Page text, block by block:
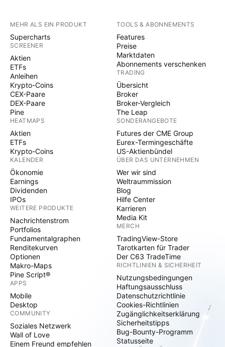
MEHR ALS EIN PRODUKT
Supercharts
SCREENER
Aktien
ETFs
Anleihen
Krypto-Coins
CEX-Paare
DEX-Paare
Pine
HEATMAPS
Aktien
ETFs
Krypto-Coins
KALENDER
Ökonomie
Earnings
Dividenden
IPOs
WEITERE PRODUKTE
Nachrichtenstrom
Portfolios
Fundamentalgraphen
Renditekurven
Optionen
Makro-Maps
Pine Script®
APPS
Mobile
Desktop
COMMUNITY
Soziales Netzwerk
Wall of Love
Einem Freund empfehlen
TOOLS & ABONNEMENTS
Features
Preise
Marktdaten
Abonnements verschenken
TRADING
Übersicht
Broker
Broker-Vergleich
The Leap
SONDERANGEBOTE
Futures der CME Group
Eurex-Termingeschäfte
US-Aktienbündel
ÜBER DAS UNTERNEHMEN
Wer wir sind
Weltraummission
Blog
Hilfe Center
Karrieren
Media Kit
MERCH
TradingView-Store
Tarotkarten für Trader
Der C63 TradeTime
RICHTLINIEN & SICHERHEIT
Nutzungsbedingungen
Haftungsausschluss
Datenschutzrichtlinie
Cookies-Richtlinien
Zugänglichkeitserklärung
Sicherheitstipps
Bug-Bounty-Programm
Statusseite